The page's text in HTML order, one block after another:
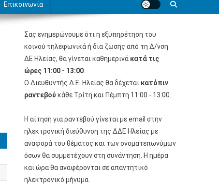
Επικοινωνία
Σας ενημερώνουμε ότι η εξυπηρέτηση του
κοινού τηλεφωνικά ή δια ζώσης από τη Δ/νση
ΔΕ Ηλείας, θα γίνεται καθημερινά κατά τις
ώρες 11:00 - 13:00
Ο Διευθυντής Δ.Ε. Ηλείας θα δέχεται κατόπιν
ραντεβού κάθε Τρίτη και Πέμπτη 11:00 - 13:00.
Η αίτηση για ραντεβού γίνεται με email στην
ηλεκτρονική διεύθυνση της ΔΔΕ Ηλείας με
αναφορά του θέματος και των ονοματεπωνύμων
όσων θα συμμετέχουν στη συνάντηση. Η ημέρα
και ώρα θα αναφέρονται σε απαντητικό
ηλεκτρονικό μήνυμα.